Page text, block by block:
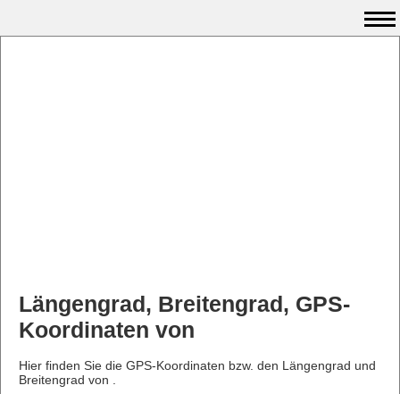
Längengrad, Breitengrad, GPS-
Koordinaten von
Hier finden Sie die GPS-Koordinaten bzw. den Längengrad und
Breitengrad von .